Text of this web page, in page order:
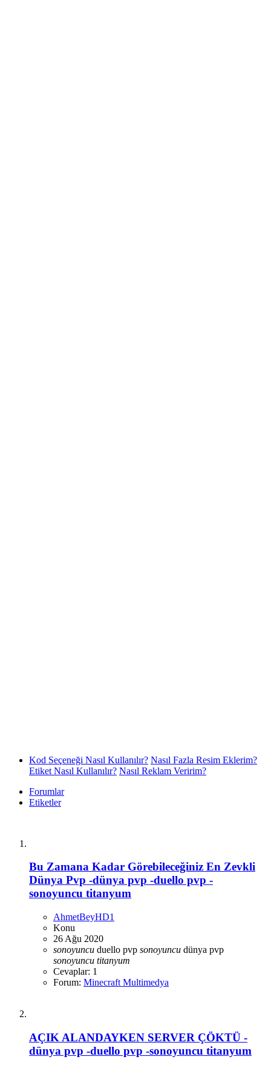
Kod Seçeneği Nasıl Kullanılır? Nasıl Fazla Resim Eklerim?
Etiket Nasıl Kullanılır? Nasıl Reklam Veririm?
Forumlar
Etiketler
Bu Zamana Kadar Görebileceğiniz En Zevkli
Dünya Pvp -dünya pvp -duello pvp -
sonoyuncu titanyum
AhmetBeyHD1
Konu
26 Ağu 2020
sonoyuncu duello pvp sonoyuncu dünya pvp
sonoyuncu titanyum
Cevaplar: 1
Forum: Minecraft Multimedya
AÇIK ALANDAYKEN SERVER ÇÖKTÜ -
dünya pvp -duello pvp -sonoyuncu titanyum